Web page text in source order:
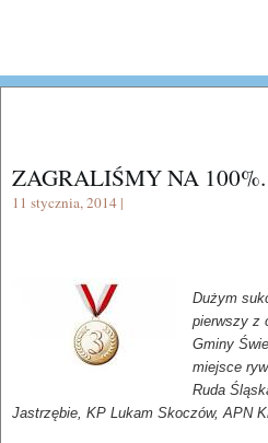
ZAGRALIŚMY NA 100%.
11 stycznia, 2014 |
Dużym
pierwszy z
Gminy
miejsce
Ruda
Jastrzębie, KP Lukam Skoczów, APN